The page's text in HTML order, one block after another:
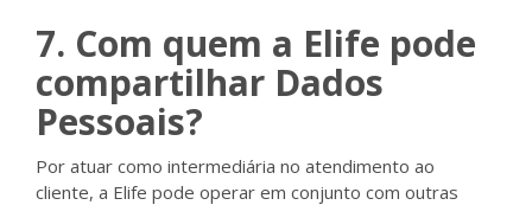
7. Com quem a Elife pode
compartilhar Dados
Pessoais?
Por atuar como intermediária no atendimento ao
cliente, a Elife pode operar em conjunto com outras